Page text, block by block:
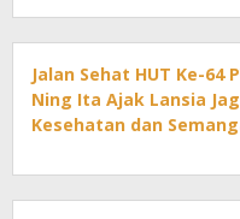
Jalan Sehat HUT Ke-64
Ning Ita Ajak Lansia
Kesehatan dan